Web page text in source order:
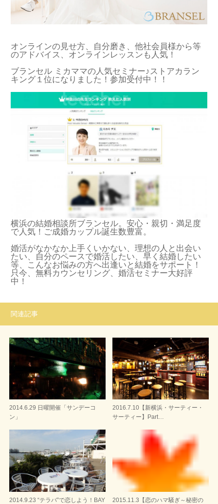
オンラインの見せ方、自分磨き、他社会員様から等
のアドバイス、オンラインレッスンも人気！
ブランセル ミカママの人気セミナー♪ストアカラン
キング１位になりました！参加受付中！！
横浜の結婚相談所ブランセル。安心・親切・満足度
で人気！ご成婚カップル誕生数豊富。
婚活がなかなか上手くいかない、理想の人と出会い
たい、自分のペースで婚活したい、早く結婚したい
等、こんなお悩みの方へ出逢いと結婚をサポート！
只今、無料カウンセリング、婚活セミナー大好評
中！
関連記事
2014.6.29 日曜開催「サンデーコ
ン」
2016.7.10【新横浜・サーティー・
サーティー】Part…
2014.9.23 “テラバ”で恋しよう！BAY
2015.11.3【恋のハマ騒ぎ～秘密の